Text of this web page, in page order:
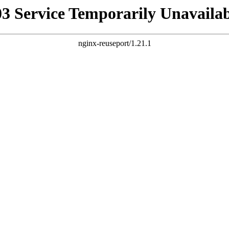
Service Temporarily
nginx-reuseport/1.21.1